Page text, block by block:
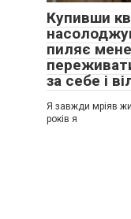
Купивши
пиляє
за себе і
Я завжди мріяв
років я